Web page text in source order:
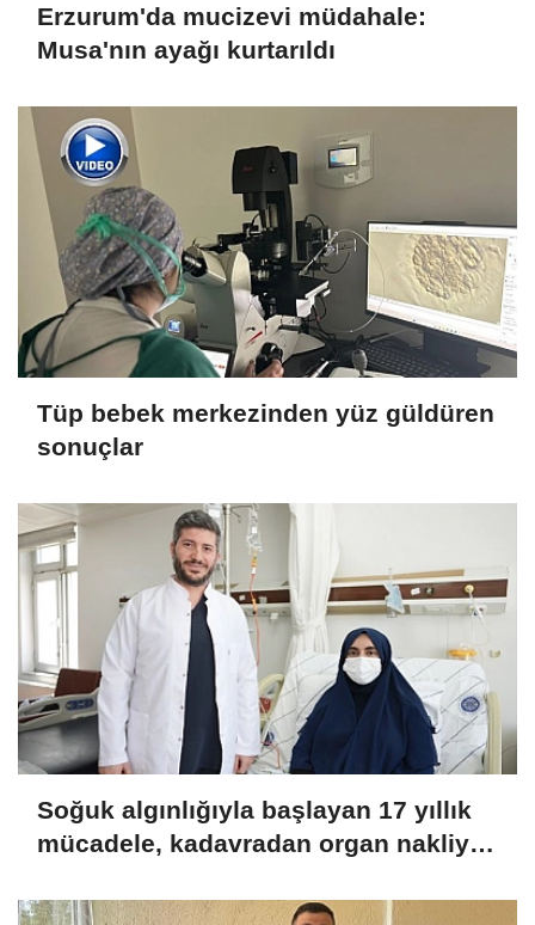
Erzurum'da mucizevi müdahale:
Musa'nın ayağı kurtarıldı
Tüp bebek merkezinden yüz güldüren
sonuçlar
Soğuk algınlığıyla başlayan 17 yıllık
mücadele, kadavradan organ nakliyle